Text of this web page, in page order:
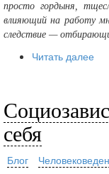
просто гордыня,
влияющий на работу
следствие —
Читать далее
себя
Блог